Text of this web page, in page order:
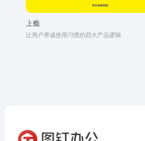
上瘾
让用户养成使用习惯的四大产品逻辑